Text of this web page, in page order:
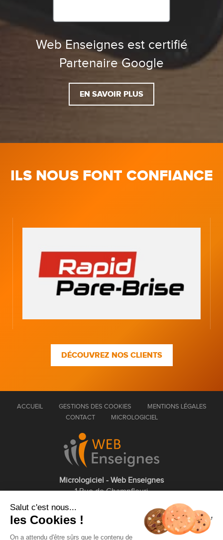
Web Enseignes est certifié
Partenaire Google
EN SAVOIR PLUS
ILS NOUS FONT CONFIANCE
DÉCOUVREZ NOS CLIENTS
ACCUEIL GESTIONS DES COOKIES
MENTIONS LÉGALES
CONTACT
MICROLOGICIEL
Micrologiciel - Web Enseignes
1 Rue de Champfleuri
01 75 43 63 60
Salut c'est nous...
les Cookies !
On a attendu d'être sûrs que le contenu de